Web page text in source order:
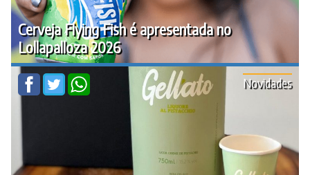
Cerveja Flying Fish é apresentada no
Lollapalloza 2026
Novidades